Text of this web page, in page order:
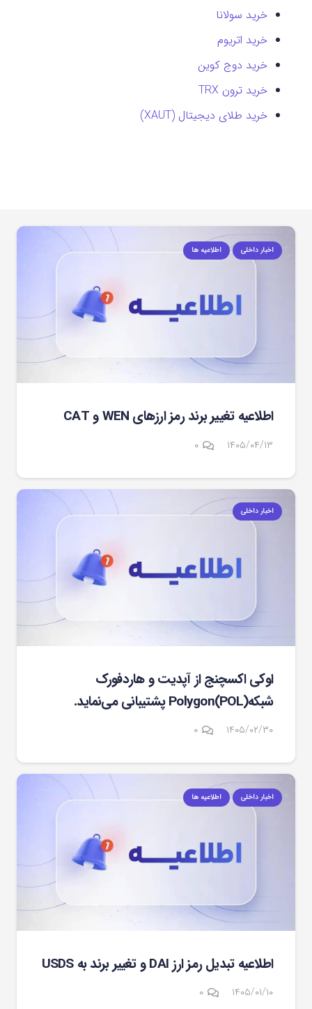
خرید سولانا
خرید اتریوم
خرید دوج کوین
خرید ترون TRX
خرید طلای دیجیتال (XAUT)
اخبار داخلی اطلاعیه ها
اطلاعیه تغییر برند رمز ارزهای WEN و CAT
۱۴۰۵/۰۴/۱۳ ۰
اخبار داخلی
اوکی اکسچنج از آپدیت و هاردفورک
شبکهPolygon(POL) پشتیبانی می‌نماید.
۱۴۰۵/۰۲/۳۰ ۰
اخبار داخلی اطلاعیه ها
اطلاعیه تبدیل رمز ارز DAI و تغییر برند به USDS
۱۴۰۵/۰۱/۱۰ ۰